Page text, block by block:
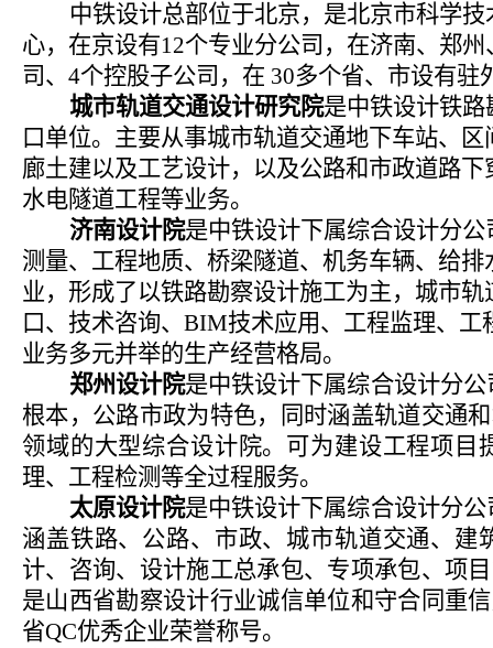
中铁设计总部位于北京，是北京市科学
心，在京设有12个专业分公司，在济南、郑州
司、 4个控股子公司，在 30多个省、市设有驻
城市轨道交通设计研究院是中铁设计铁
口单位。主要从事城市轨道交通地下车站、
廊土建以及工艺设计，以及公路和市政道路
水电隧道工程等业务。
济南设计院是中铁设计下属综合设计分
测量、工程地质、桥梁隧道、机务车辆、给
业，形成了以铁路勘察设计施工为主，城市
口、技术咨询、 BIM技术应用、工程监理、
业务多元并举的生产经营格局。
郑州设计院是中铁设计下属综合设计分
根本，公路市政为特色，同时涵盖轨道交通
领域的大型综合设计院。可为建设工程项
理、工程检测等全过程服务。
太原设计院是中铁设计下属综合设计分公
涵盖铁路、公路、市政、城市轨道交通、
计、咨询、设计施工总承包、专项承包、项
是山西省勘察设计行业诚信单位和守合同重
省QC优秀企业荣誉称号。